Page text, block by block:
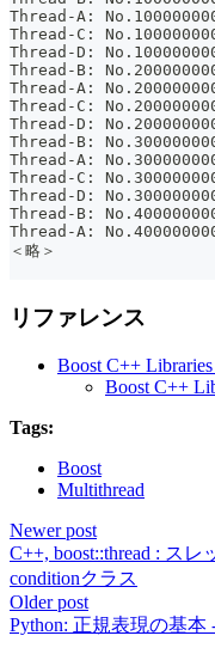
Thread-A:
Thread-C:
Thread-D:
Thread-B:
Thread-A:
Thread-C:
Thread-D:
Thread-B:
Thread-A:
Thread-C:
Thread-D:
Thread-B:
Thread-A:
＜略＞
リファレンス
Boost C++
Boost C++
Tags:
Boost
Multithread
Newer post
C++, boost::thread : スレ
conditionクラス
Older post
Python: 正規表現の基本